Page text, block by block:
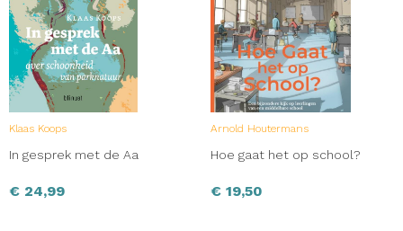
Klaas Koops
In gesprek met de Aa
€ 24,99
Arnold Houtermans
Hoe gaat het op school?
€ 19,50